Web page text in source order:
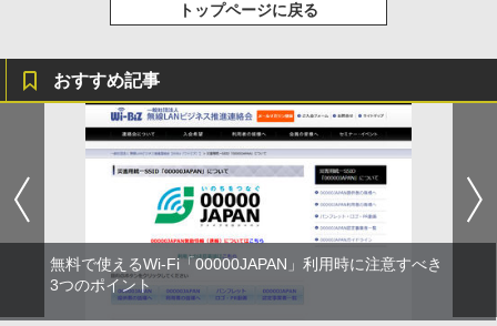
トップページに戻る
おすすめ記事
無料で使えるWi-Fi「00000JAPAN」利用時に注意すべき
3つのポイント